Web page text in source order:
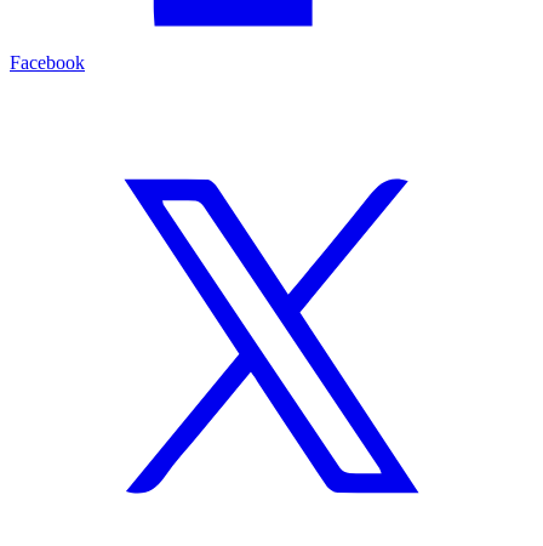
Facebook